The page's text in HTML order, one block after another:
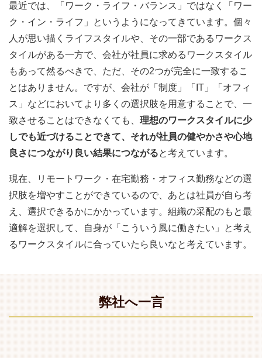
最近では、「ワーク・ライフ・バランス」ではなく「ワー
ク・イン・ライフ」というようになってきています。個々
人が思い描くライフスタイルや、その一部であるワークス
タイルがある一方で、会社が社員に求めるワークスタイル
もあって然るべきで、ただ、その2つが完全に一致するこ
とはありません。ですが、会社が「制度」「IT」「オフィ
ス」などにおいてより多くの選択肢を用意することで、一
致させることはできなくても、 理想のワークスタイルに少
しでも近づけることできて、それが社員の健やかさや心地
良さにつながり良い結果につながると考えています。
現在、リモートワーク・在宅勤務・オフィス勤務などの選
択肢を増やすことができているので、あとは社員が自ら考
え、選択できるかにかかっています。組織の采配のもと最
適解を選択して、自身が「こういう風に働きたい」と考え
るワークスタイルに合っていたら良いなと考えています。
弊社へ一言